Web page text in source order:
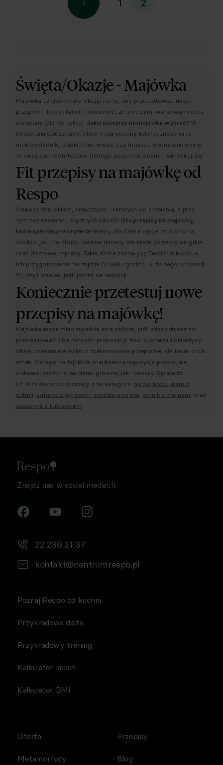
1 2
Święta/Okazje - Majówka
Majówka to doskonała okazja na to, aby przetestować nowe
przepisy - lekkie, łatwe i wiosenne, ze świeżymi warzywami oraz
owocami (ale nie tylko). Jakie przepisy na majówkę wybrać? W
Respo znajdziesz takie, które mają podaną kaloryczność oraz
makroskładniki. Dzięki temu wiesz, czy możesz wkomponować je
w swój plan dietetyczny. Dlatego pozostań z nami i zainspiruj się!
Fit przepisy na majówkę od
Respo
Szukasz dań lekkich, smacznych i łatwych do zrobienia, a przy
tym bez nadmiaru zbędnych kalorii? Oto przepisy na majówkę,
które spełniają te kryteria! Mamy dla Ciebie opcje zarówno na
słodko, jak i na słono. Idealne desery, ale także potrawy na grilla
oraz domowe imprezy. Takie, które zachwycą Twoich bliskich, a
ich przygotowanie nie zajmie Ci wielu godzin. A do tego w wersji
fit, czyli idealne, jeśli jesteś na redukcji.
Koniecznie przetestuj nowe
przepisy na majówkę!
Majówka może mieć zupełnie inne oblicze, jeśli zdecydujesz się
przetestować kilka nowych propozycji! Nasi kucharze i dietetycy
dbają bowiem nie tylko o zbilansowanie przepisów, ale także o ich
smak. Dlatego na tej liście znajdziesz propozycje proste, ale
ciekawe, zarówno na dania główne, jak i desery. Sprawdź!
👉 Przykładowe przepisy z tej kategorii: gyros bowl, krem z
cukinii, sałatka z gyrosem, sałatka nicejska, sernik z malinami oraz
szaszłyki z tuńczykiem.
Znajdź nas w social mediach
22 230 21 37
kontakt@centrumrespo.pl
Poznaj Respo od kuchni
Przykładowa dieta
Przykładowy trening
Kalkulator kalorii
Kalkulator BMI
Oferta
Metamorfozy
Przepisy
Blog